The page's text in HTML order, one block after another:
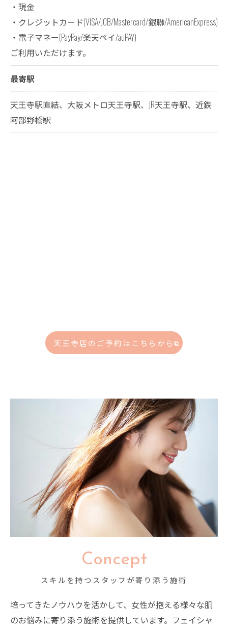
・現金
・クレジットカード(VISA/JCB/Mastercard/銀聯/AmericanExpress)
・電子マネー(PayPay/楽天ペイ/auPAY)
ご利用いただけます。
最寄駅
天王寺駅直結、大阪メトロ天王寺駅、JR天王寺駅、近鉄
阿部野橋駅
天王寺店のご予約はこちらから
Concept
スキルを持つスタッフが寄り添う施術
培ってきたノウハウを活かして、女性が抱える様々な肌
のお悩みに寄り添う施術を提供しています。フェイシャ